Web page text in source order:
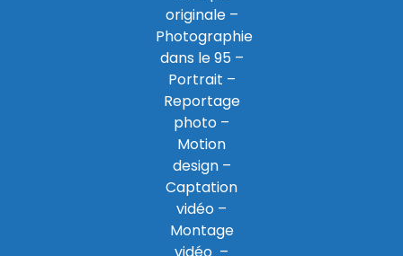
originale –
Photographie
dans le 95 –
Portrait –
Reportage
photo –
Motion
design –
Captation
vidéo –
Montage
vidéo –